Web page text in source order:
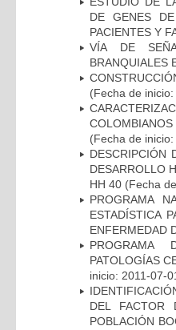
DE GENES
PACIENTES Y
VÍA DE
BRANQUIALES
(Fecha de
(Fecha de
DESCRIPCIÓN
DESARROLLO
HH 40 (Fecha
PROGRAMA
ESTADÍSTICA
ENFERMEDAD
PROGRAMA
PATOLOGÍAS
inicio: 2011-07-
DEL FACTOR
POBLACIÓN